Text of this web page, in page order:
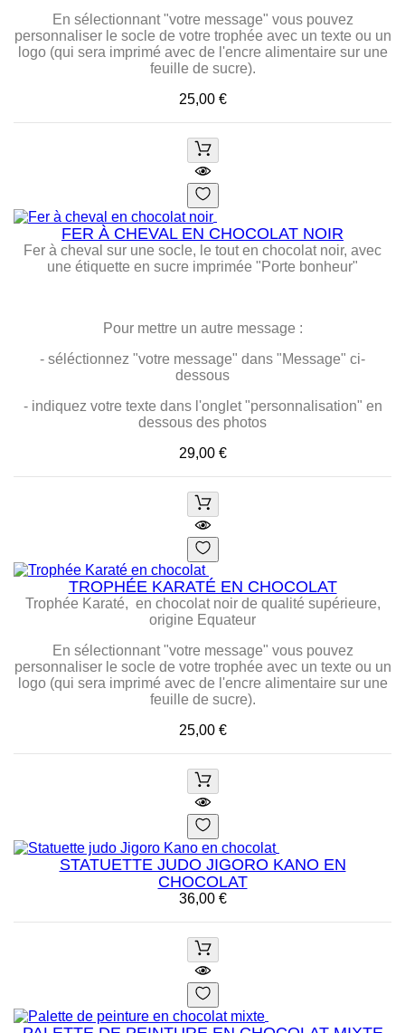
En sélectionnant "votre message" vous pouvez
personnaliser le socle de votre trophée avec un texte ou un
logo (qui sera imprimé avec de l'encre alimentaire sur une
feuille de sucre).
25,00 €Prix
FER À CHEVAL EN CHOCOLAT NOIR
Fer à cheval sur une socle, le tout en chocolat noir, avec
une étiquette en sucre imprimée "Porte bonheur"
Pour mettre un autre message :
- séléctionnez "votre message" dans "Message" ci-
dessous
- indiquez votre texte dans l'onglet "personnalisation" en
dessous des photos
29,00 €Prix
TROPHÉE KARATÉ EN CHOCOLAT
Trophée Karaté, en chocolat noir de qualité supérieure,
origine Equateur
En sélectionnant "votre message" vous pouvez
personnaliser le socle de votre trophée avec un texte ou un
logo (qui sera imprimé avec de l'encre alimentaire sur une
feuille de sucre).
25,00 €Prix
STATUETTE JUDO JIGORO KANO EN
CHOCOLAT
36,00 €Prix